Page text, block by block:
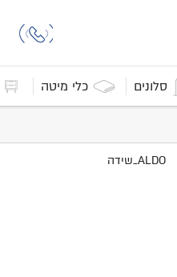
סלונים כלי מיטה